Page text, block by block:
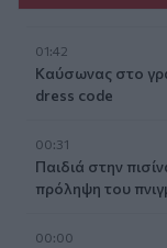
01:42
Καύσωνας στο
dress code
00:31
Παιδιά στην
πρόληψη του
00:00